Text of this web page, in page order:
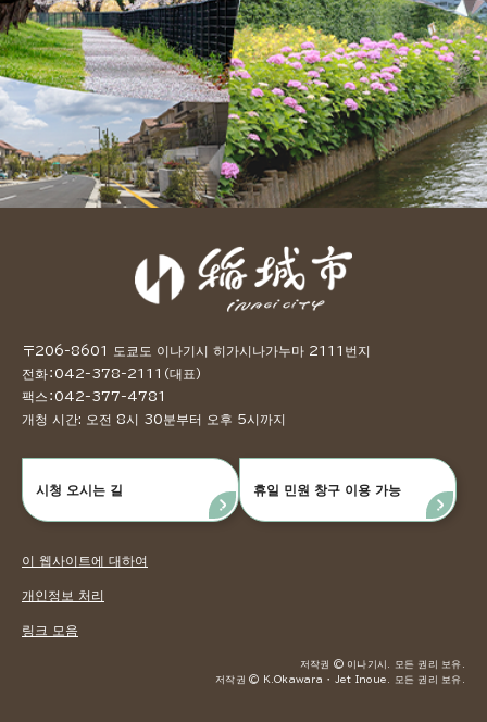
〒206-8601 도쿄도 이나기시 히가시나가누마 2111번지
전화：042-378-2111（대표）
팩스：042-377-4781
개청 시간: 오전 8시 30분부터 오후 5시까지
시청 오시는 길 휴일 민원 창구 이용 가능
이 웹사이트에 대하여
개인정보 처리
링크 모음
저작권 © 이나기시. 모든 권리 보유.
저작권 © K.Okawara ・ Jet Inoue. 모든 권리 보유.